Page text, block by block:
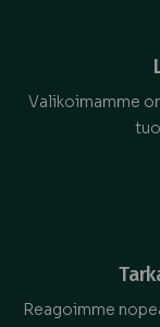
Valikoimamme
Reagoimme